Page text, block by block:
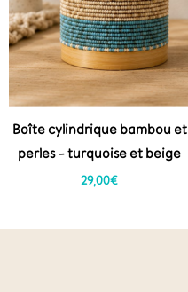
Boîte cylindrique bambou et
perles – turquoise et beige
29,00€